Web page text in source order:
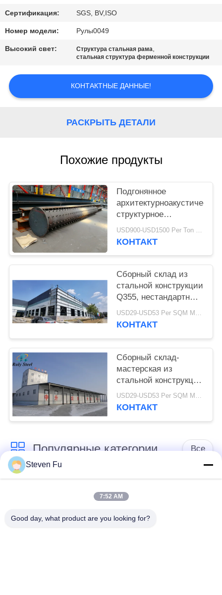
ПРОВЕРКА
КАЧЕСТВА
СВЯЖИТЕСЬ
МЫ
НЕДОСТАТКА
BLOG
SITEMAP
PRIVACY
POLICY
Сертификация: SGS, BV,ISO
Номер модели: Рулы0049
Высокий свет: Структура стальная рама,
стальная структура ферменной конструкции
КОНТАКТНЫЕ ДАННЫЕ!
РАСКРЫТЬ ДЕТАЛИ
Похожие продукты
Подгонянное
архитектурноакустическое
структурное
изготовление
металла формы
USD900-USD1500 Per Ton MOQ:50 тонн
КОНТАКТ
Сборный склад из
стальной конструкции
Q355, нестандартный
размер, срок службы
50 лет
USD29-USD53 Per SQM MOQ:500 квадратных метров
КОНТАКТ
Сборный склад-
мастерская из
стальной конструкции
H-образного сечения
Q355
USD29-USD53 Per SQM MOQ:500 квадратных метров
КОНТАКТ
Популярные категории Все
стальная структура
Мастерская
стальной структуры
конструкция
Изготовление
Steven Fu
7:52 AM
Good day, what product are you looking for?